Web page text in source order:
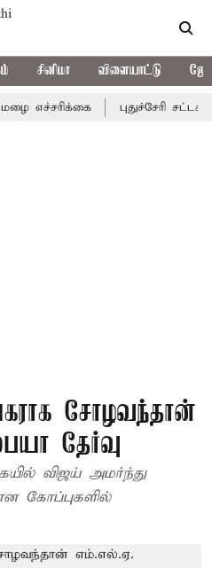
சினிமா விளையாட்டு
புதுச்சேரி
சோழவந்தான்
தேர்வு
விஜய் அமர்ந்து
கோப்புகளில்